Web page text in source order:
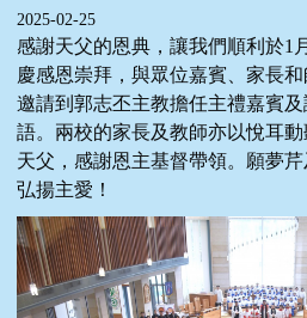
2025-02-25
感謝天父的恩典，讓我們順利於1
慶感恩崇拜，與眾位嘉賓、家長
邀請到郭志丕主教擔任主禮嘉賓
語。兩校的家長及教師亦以悅耳
天父，感謝恩主基督帶領。願夢
弘揚主愛！